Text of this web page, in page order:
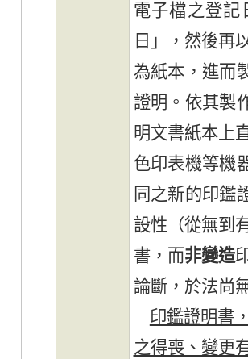
電子檔之登記
日」，然後再
為紙本，進而
證明。依其製
明文書紙本上
色印表機等機
同之新的印鑑
設性（從無到
書，而非變造
論斷，於法尚
印鑑證明書
之得喪、變更